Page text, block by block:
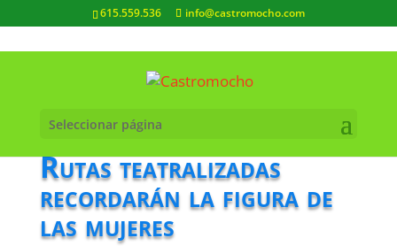
615.559.536 info@castromocho.com
Seleccionar página
Rutas teatralizadas
recordarán la figura de
las mujeres